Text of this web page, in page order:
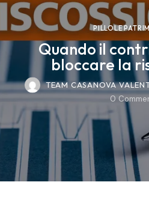
PILLOLE
Quando il
bloccare la
TEAM CASANOVA
0